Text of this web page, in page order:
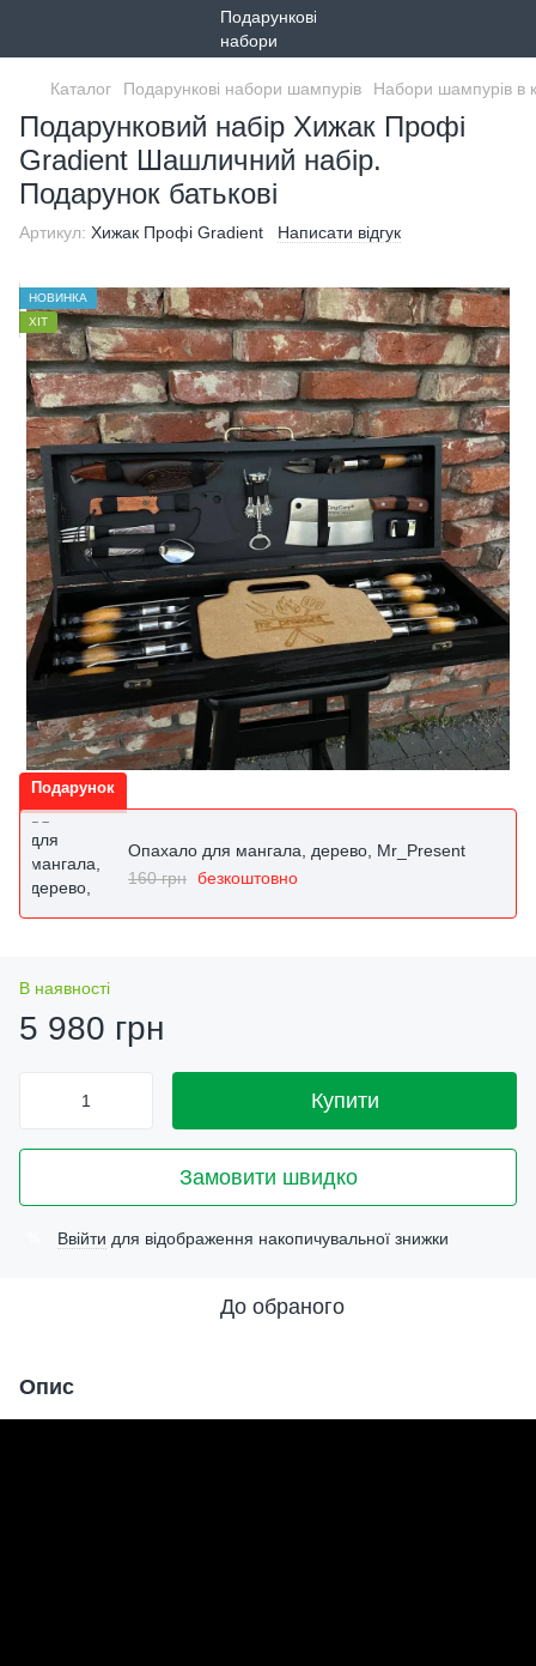
Каталог Подарункові набори шампурів Набори шампурів в
Подарунковий набір Хижак Профі
Gradient Шашличний набір.
Подарунок батькові
Артикул: Хижак Профі Gradient Написати відгук
НОВИНКА
ХІТ
Подарунок
Опахало для мангала, дерево, Mr_Present
160 грн безкоштовно
В наявності
5 980 грн
Купити
Замовити швидко
Ввійти для відображення накопичувальної знижки
До обраного
Опис